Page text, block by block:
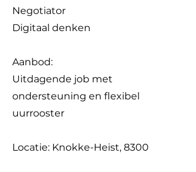
Negotiator
Digitaal denken
Aanbod:
Uitdagende job met
ondersteuning en flexibel
uurrooster
Locatie: Knokke-Heist, 8300